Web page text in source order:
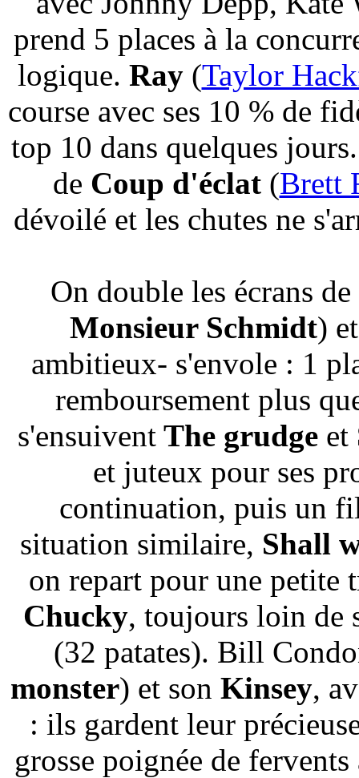
prend 5 places à la
logique. Ray(Taylor
course avec ses 10 % de
top 10 dans quelques
de Coup d'éclat(Brett
dévoilé et les chutes ne
On double les écrans de
Monsieur Schmidt)
ambitieux- s'envole : 1
remboursement plus
s'ensuivent The grudge et
et juteux pour ses
continuation, puis un
situation similaire, Shall
on repart pour une petite
Chucky, toujours loin de
(32 patates). Bill
monster) et son Kinsey,
: ils gardent leur
grosse poignée de